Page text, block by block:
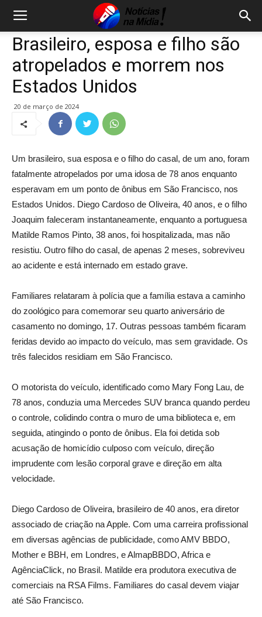
Brasileiro, esposa e filho são
atropelados e morrem nos
Estados Unidos
20 de março de 2024
Um brasileiro, sua esposa e o filho do casal, de um ano, foram
fatalmente atropelados por uma idosa de 78 anos enquanto
esperavam em um ponto de ônibus em São Francisco, nos
Estados Unidos. Diego Cardoso de Oliveira, 40 anos, e o filho
Joaquim faleceram instantaneamente, enquanto a portuguesa
Matilde Ramos Pinto, 38 anos, foi hospitalizada, mas não
resistiu. Outro filho do casal, de apenas 2 meses, sobreviveu
ao acidente e está internado em estado grave.
Familiares relataram à polícia que a família estava a caminho
do zoológico para comemorar seu quarto aniversário de
casamento no domingo, 17. Outras pessoas também ficaram
feridas devido ao impacto do veículo, mas sem gravidade. Os
três falecidos residiam em São Francisco.
O motorista do veículo, identificado como Mary Fong Lau, de
78 anos, conduzia uma Mercedes SUV branca quando perdeu
o controle, colidindo contra o muro de uma biblioteca e, em
seguida, atingindo o ponto de ônibus. Ela foi detida sob
acusação de homicídio culposo com veículo, direção
imprudente com lesão corporal grave e direção em alta
velocidade.
Diego Cardoso de Oliveira, brasileiro de 40 anos, era diretor
associado de criação na Apple. Com uma carreira profissional
em diversas agências de publicidade, como AMV BBDO,
Mother e BBH, em Londres, e AlmapBBDO, Africa e
AgênciaClick, no Brasil. Matilde era produtora executiva de
comerciais na RSA Films. Familiares do casal devem viajar
até São Francisco.